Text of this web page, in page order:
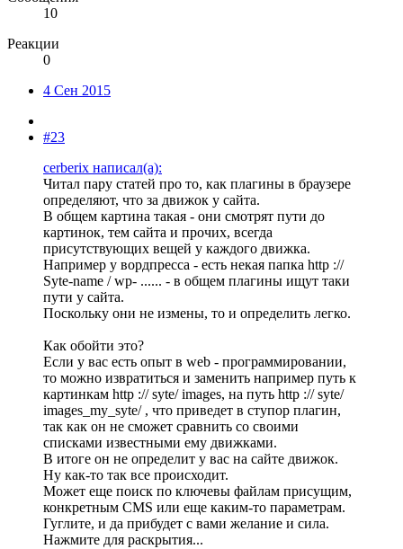
10
Реакции
0
4 Сен 2015
#23
cerberix написал(а):
Читал пару статей про то, как плагины в браузере
определяют, что за движок у сайта.
В общем картина такая - они смотрят пути до
картинок, тем сайта и прочих, всегда
присутствующих вещей у каждого движка.
Например у вордпресса - есть некая папка http ://
Syte-name / wp- ...... - в общем плагины ищут таки
пути у сайта.
Поскольку они не измены, то и определить легко.
Как обойти это?
Если у вас есть опыт в web - программировании,
то можно извратиться и заменить например путь к
картинкам http :// syte/ images, на путь http :// syte/
images_my_syte/ , что приведет в ступор плагин,
так как он не сможет сравнить со своими
списками известными ему движками.
В итоге он не определит у вас на сайте движок.
Ну как-то так все происходит.
Может еще поиск по ключевы файлам присущим,
конкретным CMS или еще каким-то параметрам.
Гуглите, и да прибудет с вами желание и сила.
Нажмите для раскрытия...